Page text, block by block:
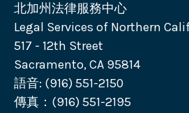
北加州法律服務中心
Legal Services of Northern
517 - 12th Street
Sacramento, CA 95814
語音: (916) 551-2150
傳真：(916) 551-2195